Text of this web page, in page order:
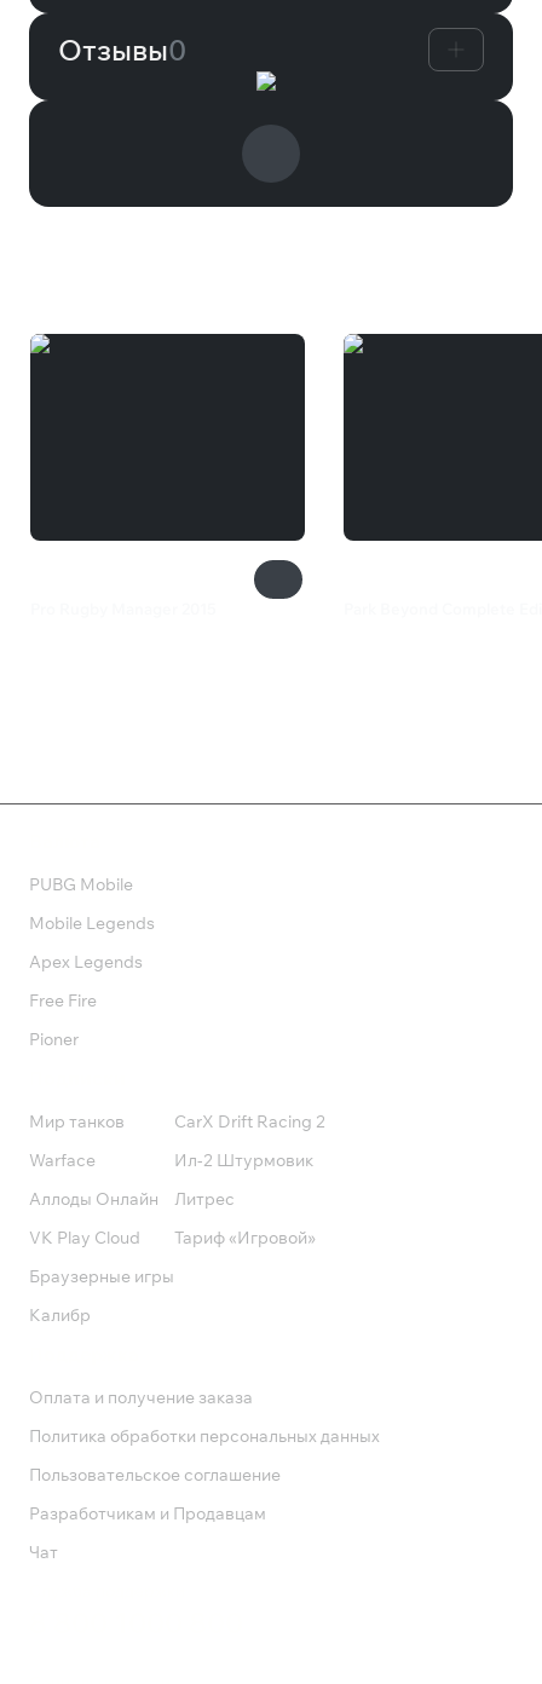
Отзывы0
PUBG Mobile
Mobile Legends
Apex Legends
Free Fire
Pioner
Мир танков
Warface
Аллоды Онлайн
VK Play Cloud
Браузерные игры
Калибр
CarX Drift Racing 2
Ил-2 Штурмовик
Литрес
Тариф «Игровой»
Оплата и получение заказа
Политика обработки персональных данных
Пользовательское соглашение
Разработчикам и Продавцам
Чат